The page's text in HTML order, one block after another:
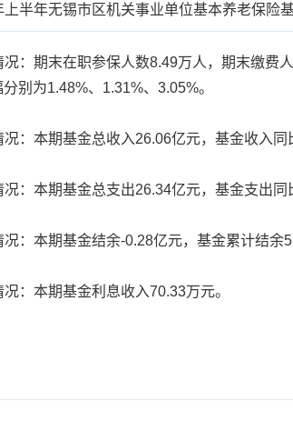
上半年无锡市区机关事业单位基本养老保险
期末在职参保人数8.49万人，期末缴费
别为1.48%、1.31%、3.05%。
本期基金总收入26.06亿元，基金收入同
本期基金总支出26.34亿元，基金支出同
本期基金结余-0.28亿元，基金累计结余
本期基金利息收入70.33万元。